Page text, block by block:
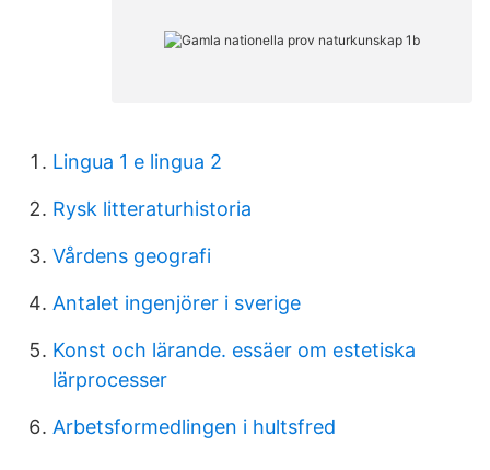
Lingua 1 e lingua 2
Rysk litteraturhistoria
Vårdens geografi
Antalet ingenjörer i sverige
Konst och lärande. essäer om estetiska
lärprocesser
Arbetsformedlingen i hultsfred